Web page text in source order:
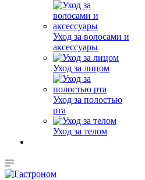
Уход за волосами и
аксессуары
Уход за лицом
Уход за полостью
рта
Уход за телом